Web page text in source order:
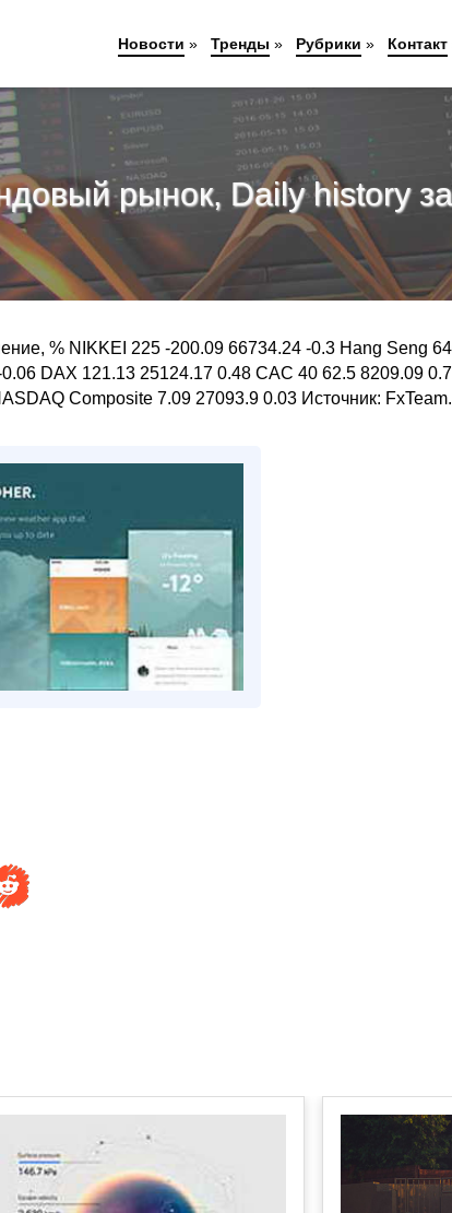
рынок, Daily history
% NIKKEI 225 -200.09 66734.24 -0.3 Hang Seng
DAX 121.13 25124.17 0.48 CAC 40 62.5 8209.09
Composite 7.09 27093.9 0.03 Источник:
Новости » Тренды » Рубрики » Контакт